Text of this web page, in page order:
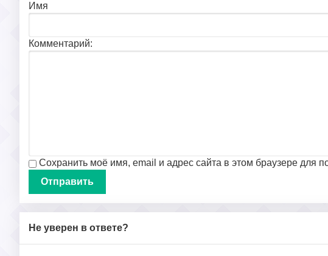
Имя
Комментарий:
Сохранить моё имя, email и адрес сайта в этом браузере для
Не уверен в ответе?